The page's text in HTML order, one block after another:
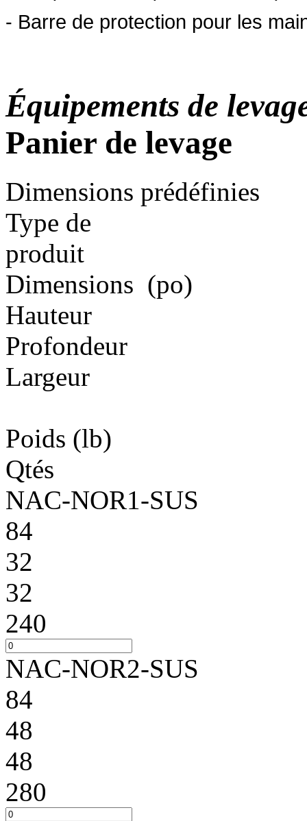
- Barre de protection pour les
Équipements de
Panier de levage
Dimensions prédéfinies
Type de
produit
Dimensions (po)
Hauteur
Profondeur
Largeur
Poids (lb)
Qtés
NAC-NOR1-SUS
84
32
32
240
NAC-NOR2-SUS
84
48
48
280